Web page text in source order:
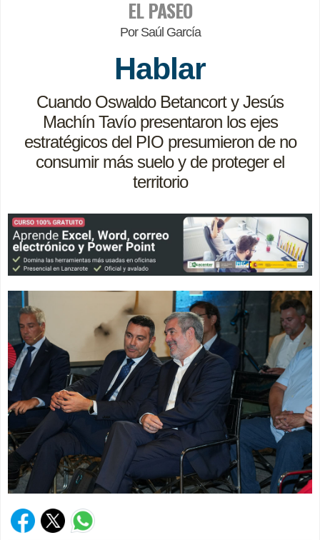
EL PASEO
Por Saúl García
Hablar
Cuando Oswaldo Betancort y Jesús
Machín Tavío presentaron los ejes
estratégicos del PIO presumieron de no
consumir más suelo y de proteger el
territorio